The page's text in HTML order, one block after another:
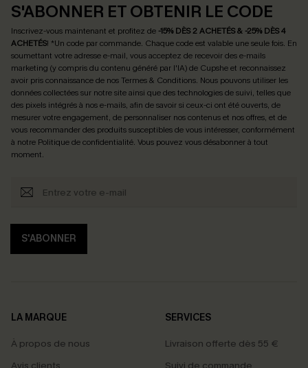
S'ABONNER ET OBTENIR LE CODE
Inscrivez-vous maintenant et profitez de -15% DÈS 2 ACHETÉS & -25% DÈS 4
ACHETÉS! *Un code par commande. Chaque code est valable une seule fois. En
soumettant votre adresse e-mail, vous acceptez de recevoir des e-mails
marketing (y compris du contenu généré par l'IA) de Cupshe et reconnaissez
avoir pris connaissance de nosTermes & Conditions. Nous pouvons utiliser les
données collectées sur notre site ainsi que des technologies de suivi, telles que
des pixels intégrés à nos e-mails, afin de savoir si ceux-ci ont été ouverts, de
mesurer votre engagement, de personnaliser nos contenus et nos offres, et de
vous recommander des produits susceptibles de vous intéresser, conformément
à notre Politique de confidentialité. Vous pouvez vous désabonner à tout
moment.
S'ABONNER
LA MARQUE
À propos de nous
SERVICES
Livraison offerte dès 55 €